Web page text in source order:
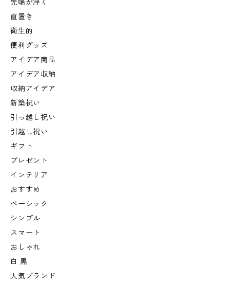
先端が浮く
直置き
衛生的
便利グッズ
アイデア商品
アイデア収納
収納アイデア
新築祝い
引っ越し祝い
引越し祝い
ギフト
プレゼント
インテリア
おすすめ
ベーシック
シンプル
スマート
おしゃれ
白 黒
人気ブランド